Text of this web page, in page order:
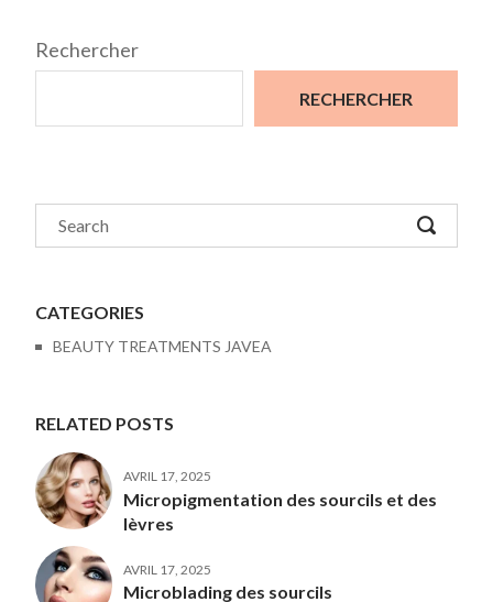
Rechercher
RECHERCHER
CATEGORIES
BEAUTY TREATMENTS JAVEA
RELATED POSTS
AVRIL 17, 2025
Micropigmentation des sourcils et des
lèvres
AVRIL 17, 2025
Microblading des sourcils